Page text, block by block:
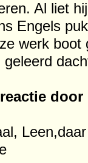
Al liet
Engels
werk boot
geleerd
reactie